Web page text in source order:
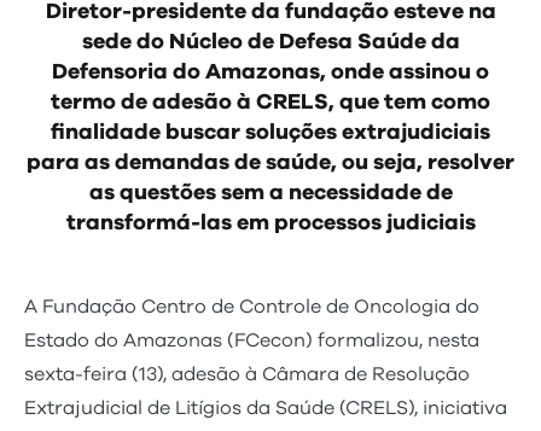
Diretor-presidente da fundação esteve na
sede do Núcleo de Defesa Saúde da
Defensoria do Amazonas, onde assinou o
termo de adesão à CRELS, que tem como
finalidade buscar soluções extrajudiciais
para as demandas de saúde, ou seja, resolver
as questões sem a necessidade de
transformá-las em processos judiciais
A Fundação Centro de Controle de Oncologia do
Estado do Amazonas (FCecon) formalizou, nesta
sexta-feira (13), adesão à Câmara de Resolução
Extrajudicial de Litígios da Saúde (CRELS), iniciativa